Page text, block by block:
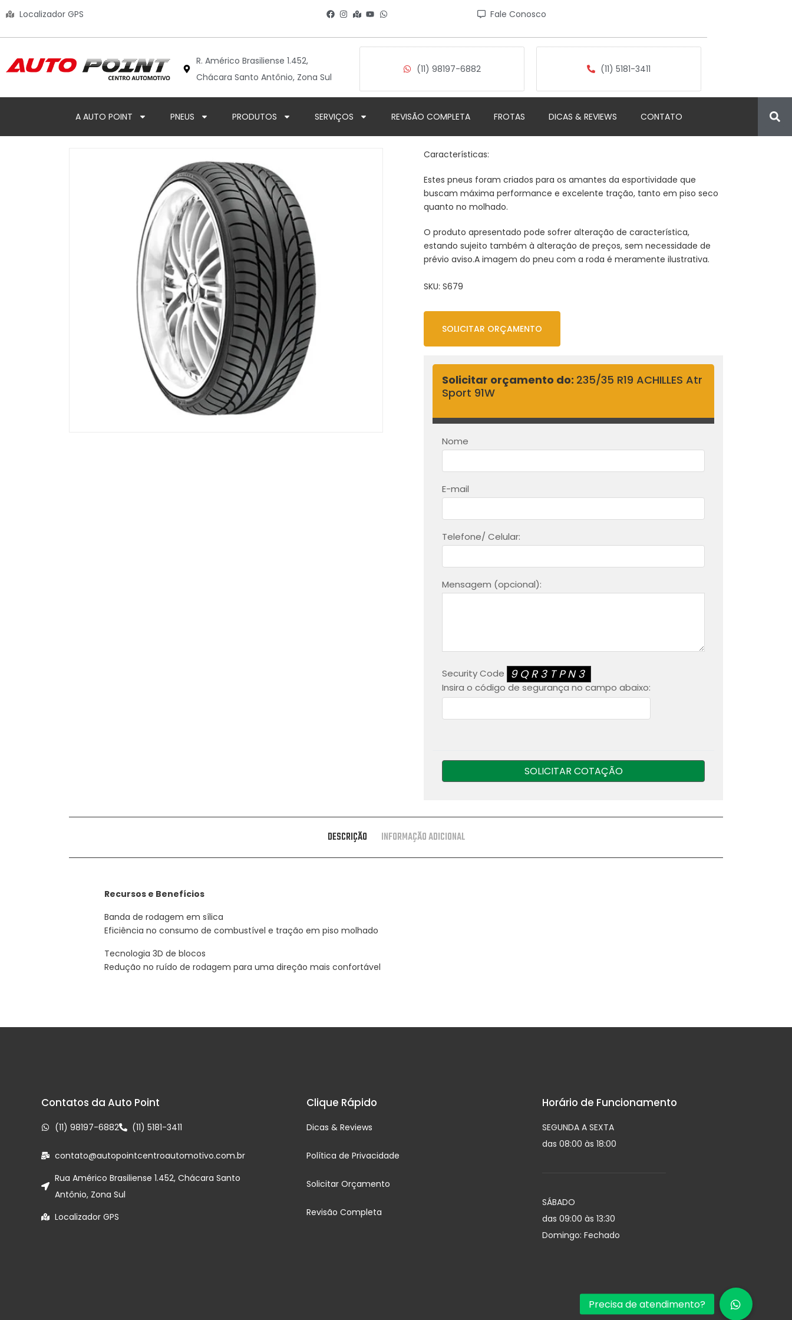
Localizador GPS Fale Conosco
R. Américo Brasiliense 1.452,
Chácara Santo Antônio, Zona Sul
(11) 98197-6882 (11) 5181-3411
A AUTO POINT PNEUS PRODUTOS SERVIÇOS REVISÃO COMPLETA FROTAS DICAS & REVIEWS CONTATO
Características:
Estes pneus foram criados para os amantes da esportividade que
buscam máxima performance e excelente tração, tanto em piso seco
quanto no molhado.
O produto apresentado pode sofrer alteração de característica,
estando sujeito também à alteração de preços, sem necessidade de
prévio aviso.A imagem do pneu com a roda é meramente ilustrativa.
SKU:S679
SOLICITAR ORÇAMENTO
Solicitar orçamento do: 235/35 R19 ACHILLES Atr
Sport 91W
Nome
E-mail
Telefone/ Celular:
Mensagem (opcional):
Security Code 9QR3TPN3
Insira o código de segurança no campo abaixo:
SOLICITAR COTAÇÃO
DESCRIÇÃO INFORMAÇÃO ADICIONAL
Recursos e Benefícios
Banda de rodagem em sílica
Eficiência no consumo de combustível e tração em piso molhado
Tecnologia 3D de blocos
Redução no ruído de rodagem para uma direção mais confortável
Contatos da Auto Point
(11) 98197-6882 (11) 5181-3411
contato@autopointcentroautomotivo.com.br
Rua Américo Brasiliense 1.452, Chácara Santo
Antônio, Zona Sul
Localizador GPS
Clique Rápido
Dicas & Reviews
Política de Privacidade
Solicitar Orçamento
Revisão Completa
Horário de Funcionamento
SEGUNDA A SEXTA
das 08:00 às 18:00
SÁBADO
das 09:00 às 13:30
Domingo: Fechado